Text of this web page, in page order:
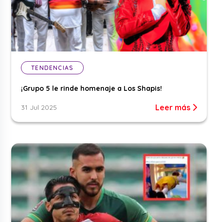
TENDENCIAS
¡Grupo 5 le rinde homenaje a Los Shapis!
31 Jul 2025 Leer más